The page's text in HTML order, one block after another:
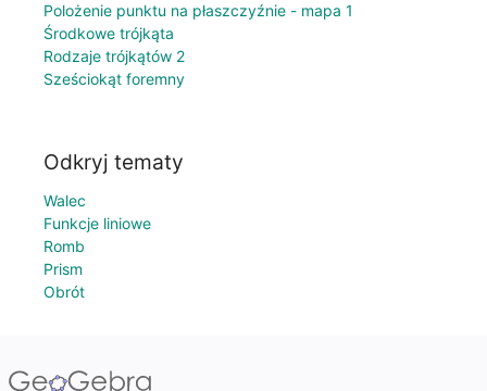
Polożenie punktu na płaszczyźnie - mapa 1
Środkowe trójkąta
Rodzaje trójkątów 2
Sześciokąt foremny
Odkryj tematy
Walec
Funkcje liniowe
Romb
Prism
Obrót